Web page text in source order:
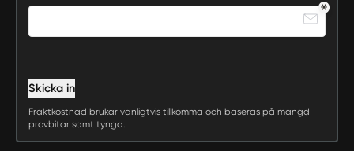
Skicka in
Fraktkostnad brukar vanligtvis tillkomma och baseras på mängd
provbitar samt tyngd.